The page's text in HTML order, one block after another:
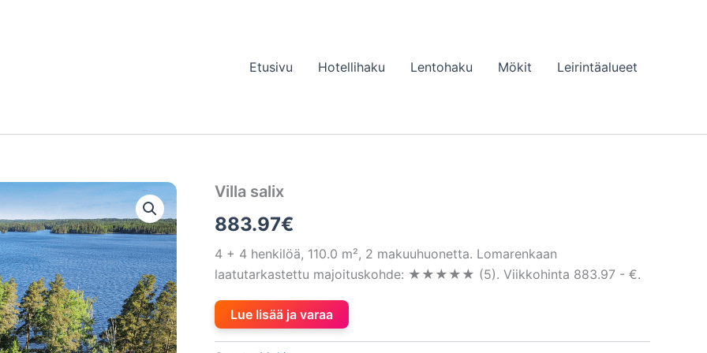
Etusivu Hotellihaku Lentohaku Mökit Leirintäalueet
Villa salix
883.97€
4 + 4 henkilöä, 110.0 m², 2 makuuhuonetta. Lomarenkaan
laatutarkastettu majoituskohde: ★★★★★ (5). Viikkohinta 883.97 - €.
Lue lisää ja varaa